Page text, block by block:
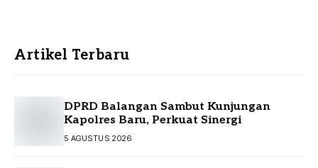
Artikel Terbaru
DPRD Balangan Sambut Kunjungan
Kapolres Baru, Perkuat Sinergi
5 AGUSTUS 2026